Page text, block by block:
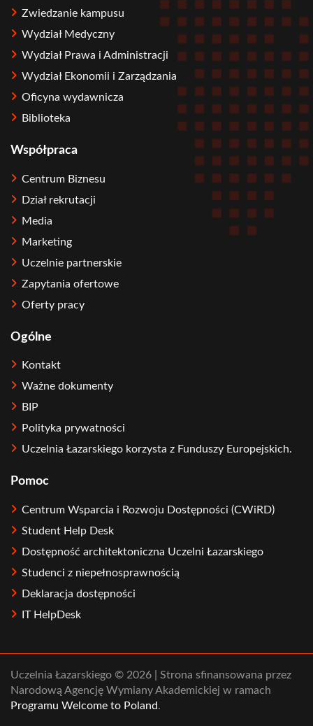
Zwiedzanie kampusu
Wydział Medyczny
Wydział Prawa i Administracji
Wydział Ekonomii i Zarządzania
Oficyna wydawnicza
Biblioteka
Współpraca
Centrum Biznesu
Dział rekrutacji
Media
Marketing
Uczelnie partnerskie
Zapytania ofertowe
Oferty pracy
Ogólne
Kontakt
Ważne dokumenty
BIP
Polityka prywatności
Uczelnia Łazarskiego korzysta z Funduszy Europejskich.
Pomoc
Centrum Wsparcia i Rozwoju Dostępności (CWiRD)
Student Help Desk
Dostępność architektoniczna Uczelni Łazarskiego
Studenci z niepełnosprawnością
Deklaracja dostępności
IT HelpDesk
Uczelnia Łazarskiego © 2026 | Strona sfinansowana przez
Narodową Agencję Wymiany Akademickiej w ramach
Programu Welcome to Poland.